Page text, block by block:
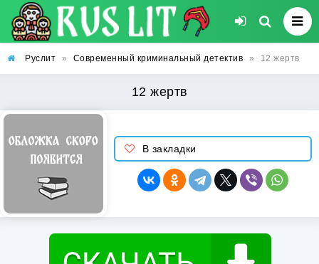
Руслит » Современный криминальный детектив » 12 жертв
12 жертв
В закладки